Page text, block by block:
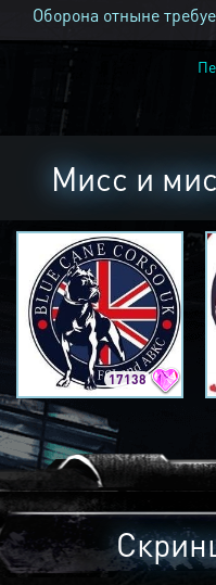
Оборона отныне
Мисс и
17138